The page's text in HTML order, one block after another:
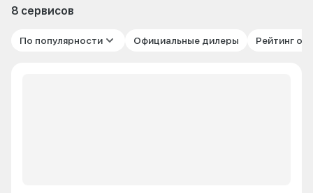
8 сервисов
По популярности Официальные дилеры Рейтинг